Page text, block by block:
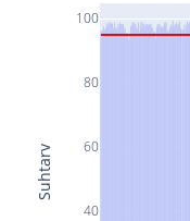
40
60
80
100
Suhtarv